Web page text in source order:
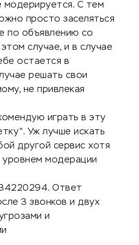
С тем
просто заселяться
по объявлению со
случае, и в случае
остается в
решать свои
не привлекая
играть в эту
Уж лучше искать
другой сервис хотя
уровнем модерации
Ответ
3 звонков и двух
и